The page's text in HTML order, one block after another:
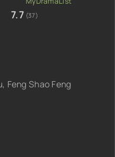
7.7 (37)
Feng Shao Feng